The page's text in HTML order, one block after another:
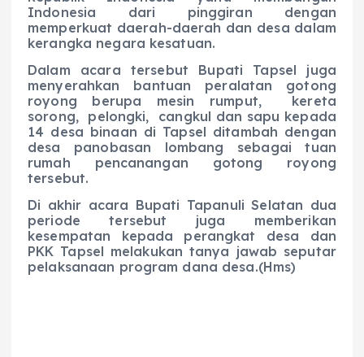
Indonesia dari pinggiran dengan
memperkuat daerah-daerah dan desa dalam
kerangka negara kesatuan.
Dalam acara tersebut Bupati Tapsel juga
menyerahkan bantuan peralatan gotong
royong berupa mesin rumput, kereta
sorong, pelongki, cangkul dan sapu kepada
14 desa binaan di Tapsel ditambah dengan
desa panobasan lombang sebagai tuan
rumah pencanangan gotong royong
tersebut.
Di akhir acara Bupati Tapanuli Selatan dua
periode tersebut juga memberikan
kesempatan kepada perangkat desa dan
PKK Tapsel melakukan tanya jawab seputar
pelaksanaan program dana desa.(Hms)